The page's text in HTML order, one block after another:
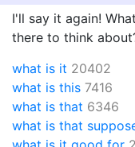
I'll say it again!
there to think
what is it 20402
what is this 7416
what is that 6346
what is that